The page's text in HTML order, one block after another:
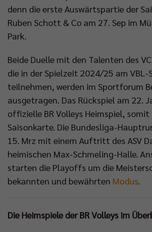
denn die erste Auswärtspartie der
Ruben Schott & Co am 27. Sep im
Park.
Beide Duelle mit den Talenten des
die in der Spielzeit 2024/25 am VBL-
teilnehmen, werden im Sportforum
ausgetragen. Das Rückspiel am 22.
offizielle BR Volleys Heimspiel,
Saisonkarte. Die Bundesliga-
15. Mrz mit einem Auftritt des ASV
heimischen Max-Schmeling-Halle.
starten die Playoffs um die
bekannten und bewährten Modus.
Die Heimspiele der BR Volleys im